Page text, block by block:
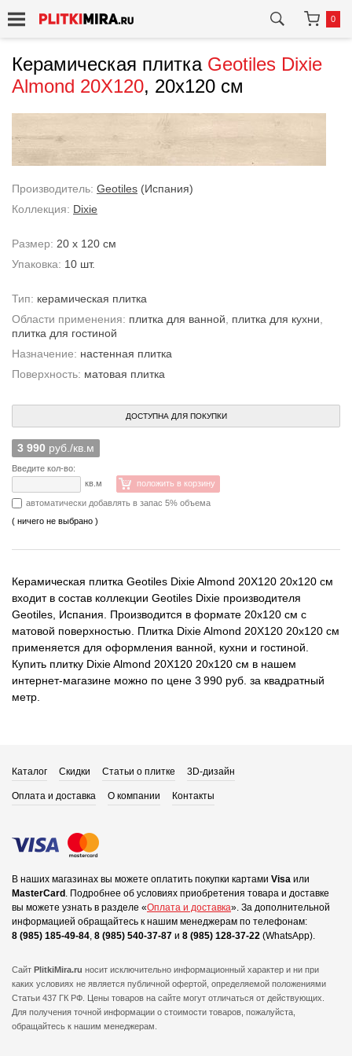
0
Керамическая плитка Geotiles Dixie
Almond 20X120, 20x120 см
Производитель: Geotiles (Испания)
Коллекция: Dixie
Размер: 20 x 120 см
Упаковка: 10 шт.
Тип: керамическая плитка
Области применения: плитка для ванной плитка для кухни
плитка для гостиной
Назначение: настенная плитка
Поверхность: матовая плитка
ДОСТУПНА ДЛЯ ПОКУПКИ
3 990 руб./кв.м
Введите кол-во:
кв.м
положить в корзину
автоматически добавлять в запас 5% объема
( ничего не выбрано )
Керамическая плитка Geotiles Dixie Almond 20X120 20x120 см
входит в состав коллекции Geotiles Dixie производителя
Geotiles, Испания. Производится в формате 20x120 см с
матовой поверхностью. Плитка Dixie Almond 20X120 20x120 см
применяется для оформления ванной, кухни и гостиной.
Купить плитку Dixie Almond 20X120 20x120 см в нашем
интернет-магазине можно по цене 3 990 руб. за квадратный
метр.
Каталог Скидки Статьи о плитке 3D-дизайн
Оплата и доставка О компании Контакты
В наших магазинах вы можете оплатить покупки картами Visa или
MasterCard . Подробнее об условиях приобретения товара и доставке
вы можете узнать в разделе «Оплата и доставка». За дополнительной
информацией обращайтесь к нашим менеджерам по телефонам:
8 (985) 185-49-84, 8 (985) 540-37-87 и 8 (985) 128-37-22 (WhatsApp).
Сайт PlitkiMira.ru носит исключительно информационный характер и ни при
каких условиях не является публичной офертой, определяемой положениями
Статьи 437 ГК РФ. Цены товаров на сайте могут отличаться от действующих.
Для получения точной информации о стоимости товаров, пожалуйста,
обращайтесь к нашим менеджерам.